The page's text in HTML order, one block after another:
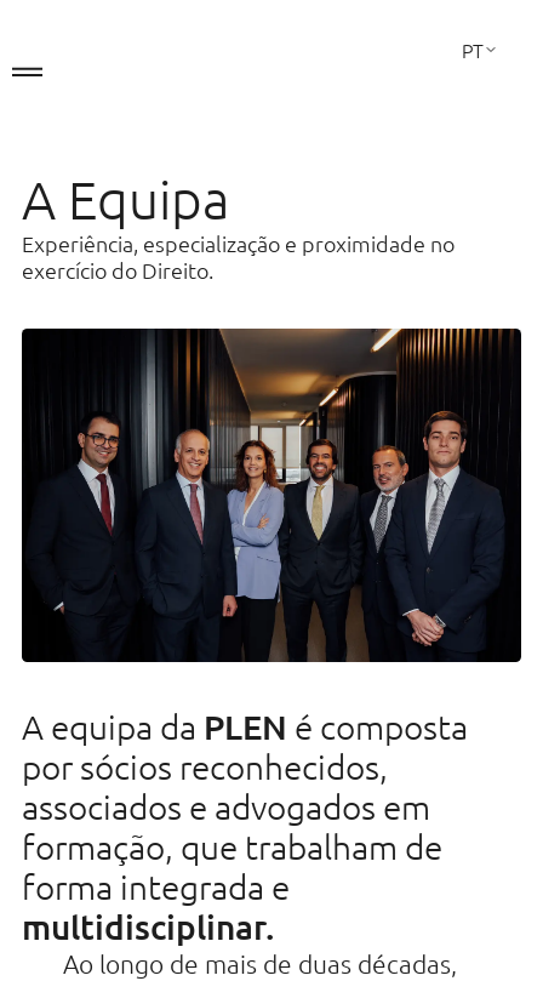
A Sociedade
Áreas de Atuação
A Equipa
Contactos
Direito Comercial
Fusões e Aquisições
Imobiliário & Urbanismo
Contencioso
Contratação Pública e
Administrativo
Regulatório e Proteção de Dados
PT
A Equipa
Experiência, especialização e proximidade no
exercício do Direito.
A equipa da PLEN é composta
por sócios reconhecidos,
associados e advogados em
formação, que trabalham de
forma integrada e
multidisciplinar.
Ao longo de mais de duas décadas,